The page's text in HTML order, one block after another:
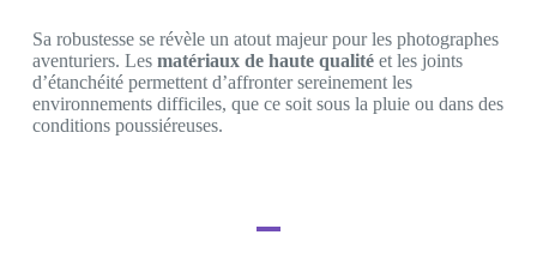
Sa robustesse se révèle un atout majeur pour les photographes
aventuriers. Les matériaux de haute qualitéet les joints
d’étanchéité permettent d’affronter sereinement les
environnements difficiles, que ce soit sous la pluie ou dans des
conditions poussiéreuses.